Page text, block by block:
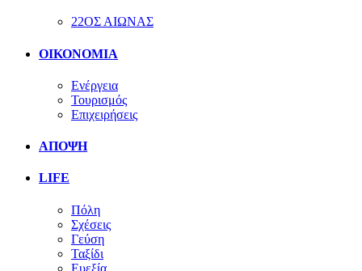
22ΟΣ ΑΙΩΝΑΣ
ΟΙΚΟΝΟΜΙΑ
Ενέργεια
Τουρισμός
Επιχειρήσεις
ΑΠΟΨΗ
LIFE
Πόλη
Σχέσεις
Γεύση
Ταξίδι
Ευεξία